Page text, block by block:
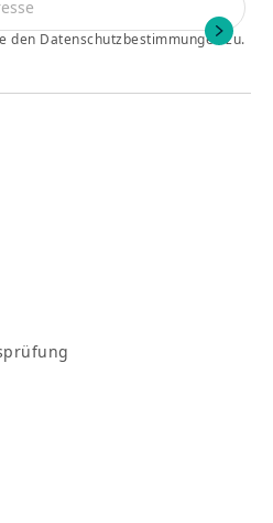
den Datenschutzbestimmungen zu.